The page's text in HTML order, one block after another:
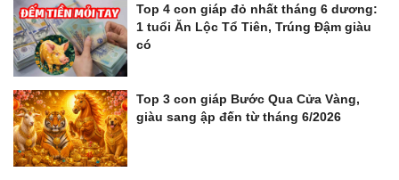
Top 4 con giáp đỏ nhất tháng 6 dương:
1 tuổi Ăn Lộc Tổ Tiên, Trúng Đậm giàu
có
Top 3 con giáp Bước Qua Cửa Vàng,
giàu sang ập đến từ tháng 6/2026